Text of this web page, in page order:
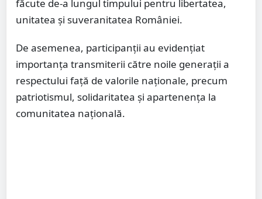
făcute de-a lungul timpului pentru libertatea,
unitatea și suveranitatea României.
De asemenea, participanții au evidențiat
importanța transmiterii către noile generații a
respectului față de valorile naționale, precum
patriotismul, solidaritatea și apartenența la
comunitatea națională.